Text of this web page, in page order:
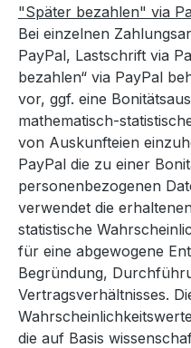
"Später bezahlen" via
Bei einzelnen
PayPal, Lastschrift via
bezahlen“ via PayPal
vor, ggf. eine
mathematisch-
von Auskunfteien
PayPal die zu einer
personenbezogenen
verwendet die
statistische
für eine abgewogene
Begründung,
Vertragsverhältnisses.
die auf Basis